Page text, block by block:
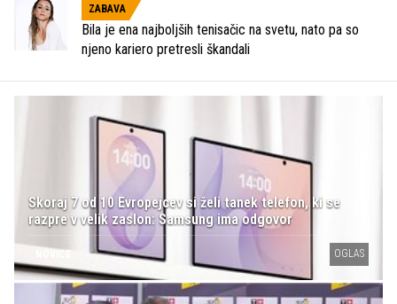
ZABAVA
Bila je ena najboljših tenisačic na svetu, nato pa so
njeno kariero pretresli škandali
Skoraj 7 od 10 Evropejcev si želi tanek telefon, ki se
razpre v velik zaslon: Samsung ima odgovor
OGLAS